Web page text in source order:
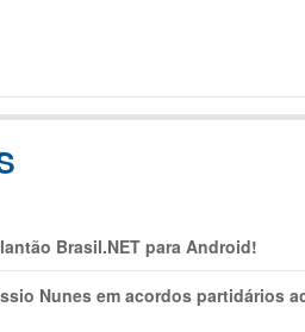
Brasil.NET para Android!
Nunes em acordos partidários